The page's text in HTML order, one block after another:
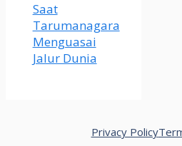
Saat
Tarumanagara
Menguasai
Jalur Dunia
Privacy Policy